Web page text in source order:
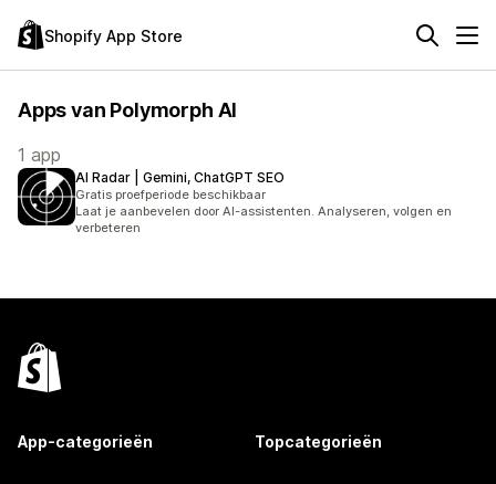
Shopify App Store
Apps van Polymorph AI
1 app
AI Radar | Gemini, ChatGPT SEO
Gratis proefperiode beschikbaar
Laat je aanbevelen door AI-assistenten. Analyseren, volgen en
verbeteren
App-categorieën Topcategorieën